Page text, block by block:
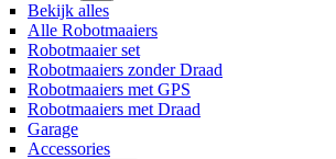
Bekijk alles
Alle Robotmaaiers
Robotmaaier set
Robotmaaiers zonder Draad
Robotmaaiers met GPS
Robotmaaiers met Draad
Garage
Accessories